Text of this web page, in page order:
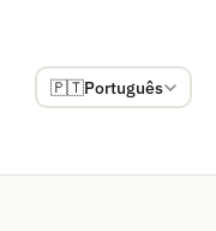
🇵🇹Português